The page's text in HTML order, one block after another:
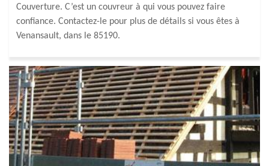
Couverture. C’est un couvreur à qui vous pouvez faire
confiance. Contactez-le pour plus de détails si vous êtes à
Venansault, dans le 85190.